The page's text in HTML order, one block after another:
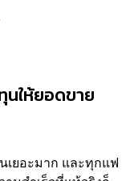
นให้ยอดขาย
เยอะมาก และทุกแฟ